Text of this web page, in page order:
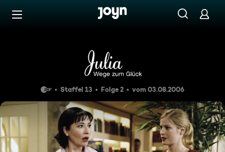
Zum Inhalt springen
Folge 182
Staffel 13 Folge 2 vom 03.08.2006